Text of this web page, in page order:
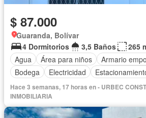
$ 87.000
Guaranda, Bolívar
4 Dormitorios
3,5 Baños
265
Agua
Área para niños Armario
Bodega
Electricidad
Hace 3 semanas, 17 horas en - URBEC
INMOBILIARIA